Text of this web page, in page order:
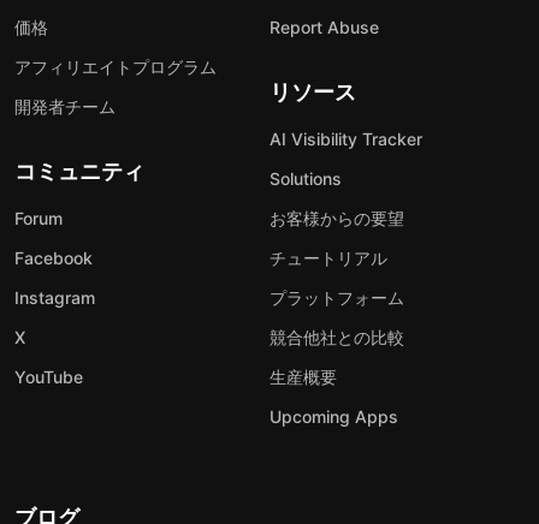
価格
アフィリエイトプログラム
開発者チーム
コミュニティ
Forum
Facebook
Instagram
X
YouTube
Report Abuse
リソース
AI Visibility Tracker
Solutions
お客様からの要望
チュートリアル
プラットフォーム
競合他社との比較
生産概要
Upcoming Apps
ブログ